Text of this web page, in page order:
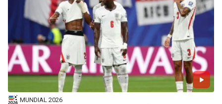
MUNDIAL 2026